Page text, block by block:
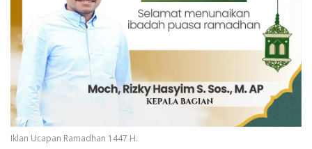
Iklan Ucapan Ramadhan 1447 H.